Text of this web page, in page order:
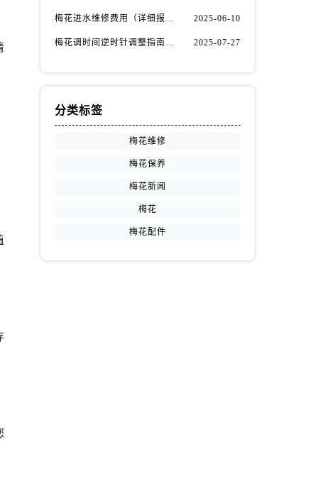
梅花进水维修费用（详细报价与修复步骤） 2025-06-10
梅花调时间逆时针调整指南（精准调控的秘诀） 2025-07-27
分类标签
梅花维修
梅花保养
梅花新闻
梅花
梅花配件